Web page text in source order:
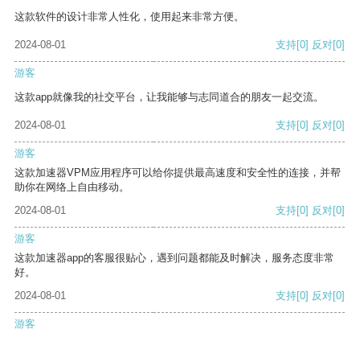
这款软件的设计非常人性化，使用起来非常方便。
2024-08-01 支持[0] 反对[0]
游客
这款app就像我的社交平台，让我能够与志同道合的朋友一起交流。
2024-08-01 支持[0] 反对[0]
游客
这款加速器VPM应用程序可以给你提供最高速度和安全性的连接，并帮
助你在网络上自由移动。
2024-08-01
支持[0] 反对[0]
游客
这款加速器app的客服很贴心，遇到问题都能及时解决，服务态度非常
好。
2024-08-01
支持[0] 反对[0]
游客